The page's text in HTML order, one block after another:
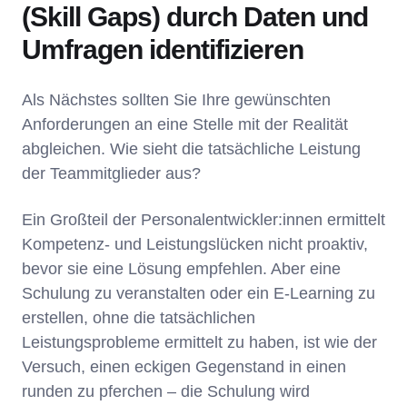
(Skill Gaps) durch Daten und
Umfragen identifizieren
Als Nächstes sollten Sie Ihre gewünschten
Anforderungen an eine Stelle mit der Realität
abgleichen. Wie sieht die tatsächliche Leistung
der Teammitglieder aus?
Ein Großteil der Personalentwickler:innen ermittelt
Kompetenz- und Leistungslücken nicht proaktiv,
bevor sie eine Lösung empfehlen. Aber eine
Schulung zu veranstalten oder ein E-Learning zu
erstellen, ohne die tatsächlichen
Leistungsprobleme ermittelt zu haben, ist wie der
Versuch, einen eckigen Gegenstand in einen
runden zu pferchen – die Schulung wird